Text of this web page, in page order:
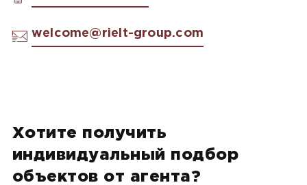
welcome@rielt-group.com
Хотите получить
индивидуальный подбор
объектов от агента?